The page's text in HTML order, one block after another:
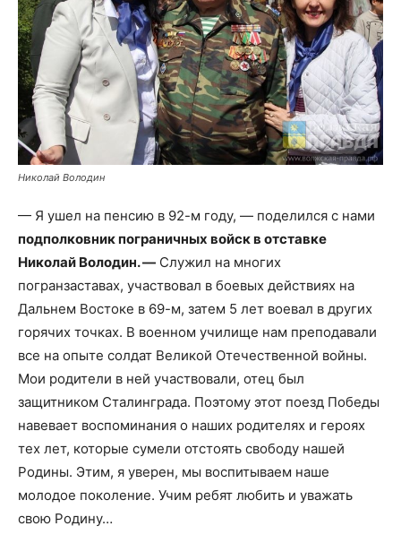
Николай Володин
— Я ушел на пенсию в 92-м году, — поделился с нами
подполковник пограничных войск в отставке
Николай Володин. — Служил на многих
погранзаставах, участвовал в боевых действиях на
Дальнем Востоке в 69-м, затем 5 лет воевал в других
горячих точках. В военном училище нам преподавали
все на опыте солдат Великой Отечественной войны.
Мои родители в ней участвовали, отец был
защитником Сталинграда. Поэтому этот поезд Победы
навевает воспоминания о наших родителях и героях
тех лет, которые сумели отстоять свободу нашей
Родины. Этим, я уверен, мы воспитываем наше
молодое поколение. Учим ребят любить и уважать
свою Родину…